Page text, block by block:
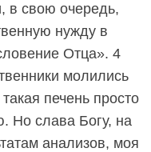
в свою очередь,
нужду в
Отца». 4
молились
печень просто
Но слава Богу, на
анализов, моя